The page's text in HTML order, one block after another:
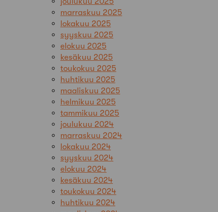
marraskuu 2025
lokakuu 2025
syyskuu 2025
elokuu 2025
kesäkuu 2025
toukokuu 2025
huhtikuu 2025
maaliskuu 2025
helmikuu 2025
tammikuu 2025
joulukuu 2024
marraskuu 2024
lokakuu 2024
syyskuu 2024
elokuu 2024
kesäkuu 2024
toukokuu 2024
huhtikuu 2024